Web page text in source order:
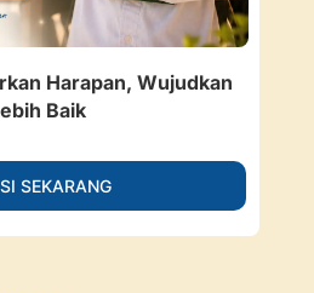
Harapan, Wujudkan
Baik
SEKARANG